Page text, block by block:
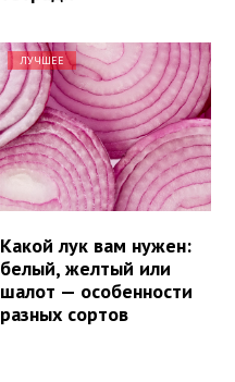
ЛУЧШЕЕ
Какой лук вам нужен:
белый, желтый или
шалот — особенности
разных сортов